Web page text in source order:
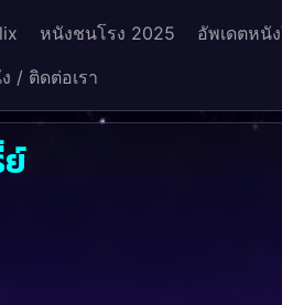
หนังชนโรง 2025 อัพเดตหนั
/ ติดต่อเรา